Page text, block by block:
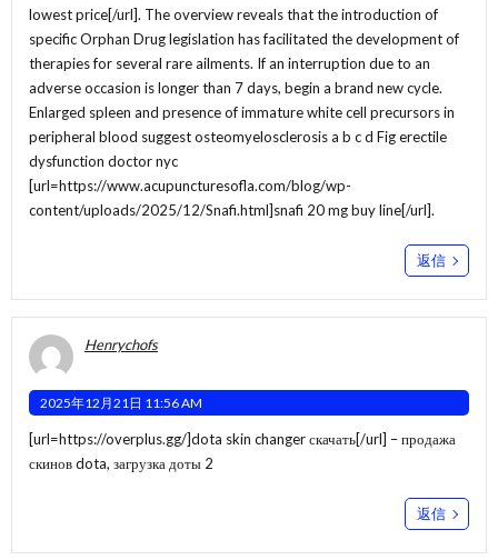
lowest price[/url]. The overview reveals that the introduction of
specific Orphan Drug legislation has facilitated the development of
therapies for several rare ailments. If an interruption due to an
adverse occasion is longer than 7 days, begin a brand new cycle.
Enlarged spleen and presence of immature white cell precursors in
peripheral blood suggest osteomyelosclerosis a b c d Fig erectile
dysfunction doctor nyc
[url=https://www.acupuncturesofla.com/blog/wp-
content/uploads/2025/12/Snafi.html]snafi 20 mg buy line[/url].
返信
Henrychofs
2025年12月21日 11:56 AM
[url=https://overplus.gg/]dota skin changer скачать[/url] – продажа
скинов dota, загрузка доты 2
返信